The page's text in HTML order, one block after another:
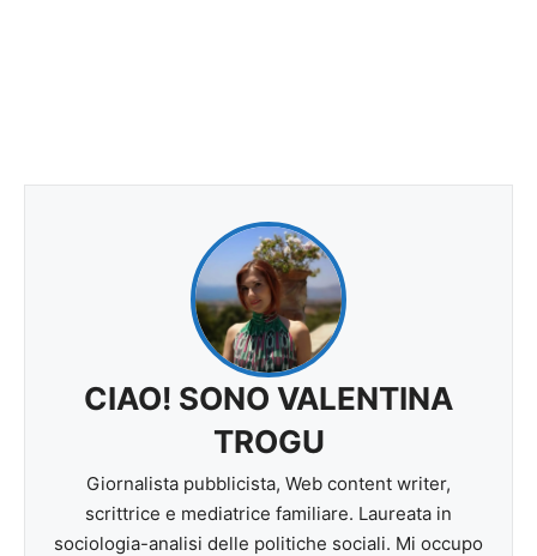
CIAO! SONO VALENTINA
TROGU
Giornalista pubblicista, Web content writer,
scrittrice e mediatrice familiare. Laureata in
sociologia-analisi delle politiche sociali. Mi occupo